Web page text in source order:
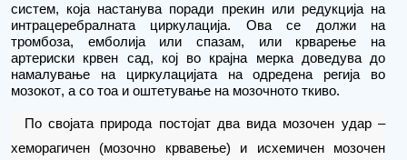
систем, која настанува поради прекин или редукција на
интрацеребралната циркулација. Ова се должи на
тромбоза, емболија или спазам, или крварење на
артериски крвен сад, кој во крајна мерка доведува до
намалување на циркулацијата на одредена регија во
мозокот, а со тоа и оштетување на мозочното ткиво.
По својата природа постојат два вида мозочен удар –
хеморагичен (мозочно крвавење) и исхемичен мозочен